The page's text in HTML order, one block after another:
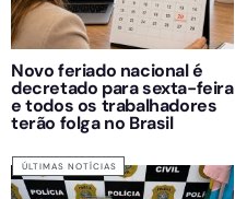
Novo feriado nacional é
decretado para sexta-feira
e todos os trabalhadores
terão folga no Brasil
ÚLTIMAS NOTÍCIAS